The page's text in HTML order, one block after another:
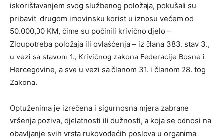
iskorištavanjem svog službenog položaja, pokušali su
pribaviti drugom imovinsku korist u iznosu većem od
50.000,00 KM, čime su počinili krivično djelo –
Zloupotreba položaja ili ovlašćenja – iz člana 383. stav 3.,
u vezi sa stavom 1., Krivičnog zakona Federacije Bosne i
Hercegovine, a sve u vezi sa članom 31. i članom 28. tog
Zakona.
Optuženima je izrečena i sigurnosna mjera zabrane
vršenja poziva, djelatnosti ili dužnosti, a koja se odnosi na
obavljanje svih vrsta rukovodećih poslova u organima